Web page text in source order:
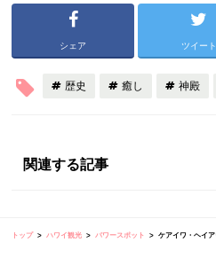
シェア ツイート
歴史 癒し 神殿
関連する記事
トップ ハワイ観光 パワースポット ケアイワ・ヘイ